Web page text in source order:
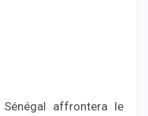
Sénégal affrontera le